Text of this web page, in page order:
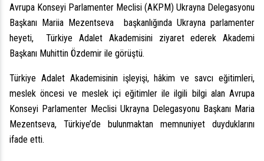
Avrupa Konseyi Parlamenter Meclisi (AKPM) Ukrayna Delegasyonu
Başkanı Mariia Mezentseva başkanlığında Ukrayna parlamenter
heyeti, Türkiye Adalet Akademisini ziyaret ederek Akademi
Başkanı Muhittin Özdemir ile görüştü.
Türkiye Adalet Akademisinin işleyişi, hâkim ve savcı eğitimleri,
meslek öncesi ve meslek içi eğitimler ile ilgili bilgi alan Avrupa
Konseyi Parlamenter Meclisi Ukrayna Delegasyonu Başkanı Maria
Mezentseva, Türkiye’de bulunmaktan memnuniyet duyduklarını
ifade etti.